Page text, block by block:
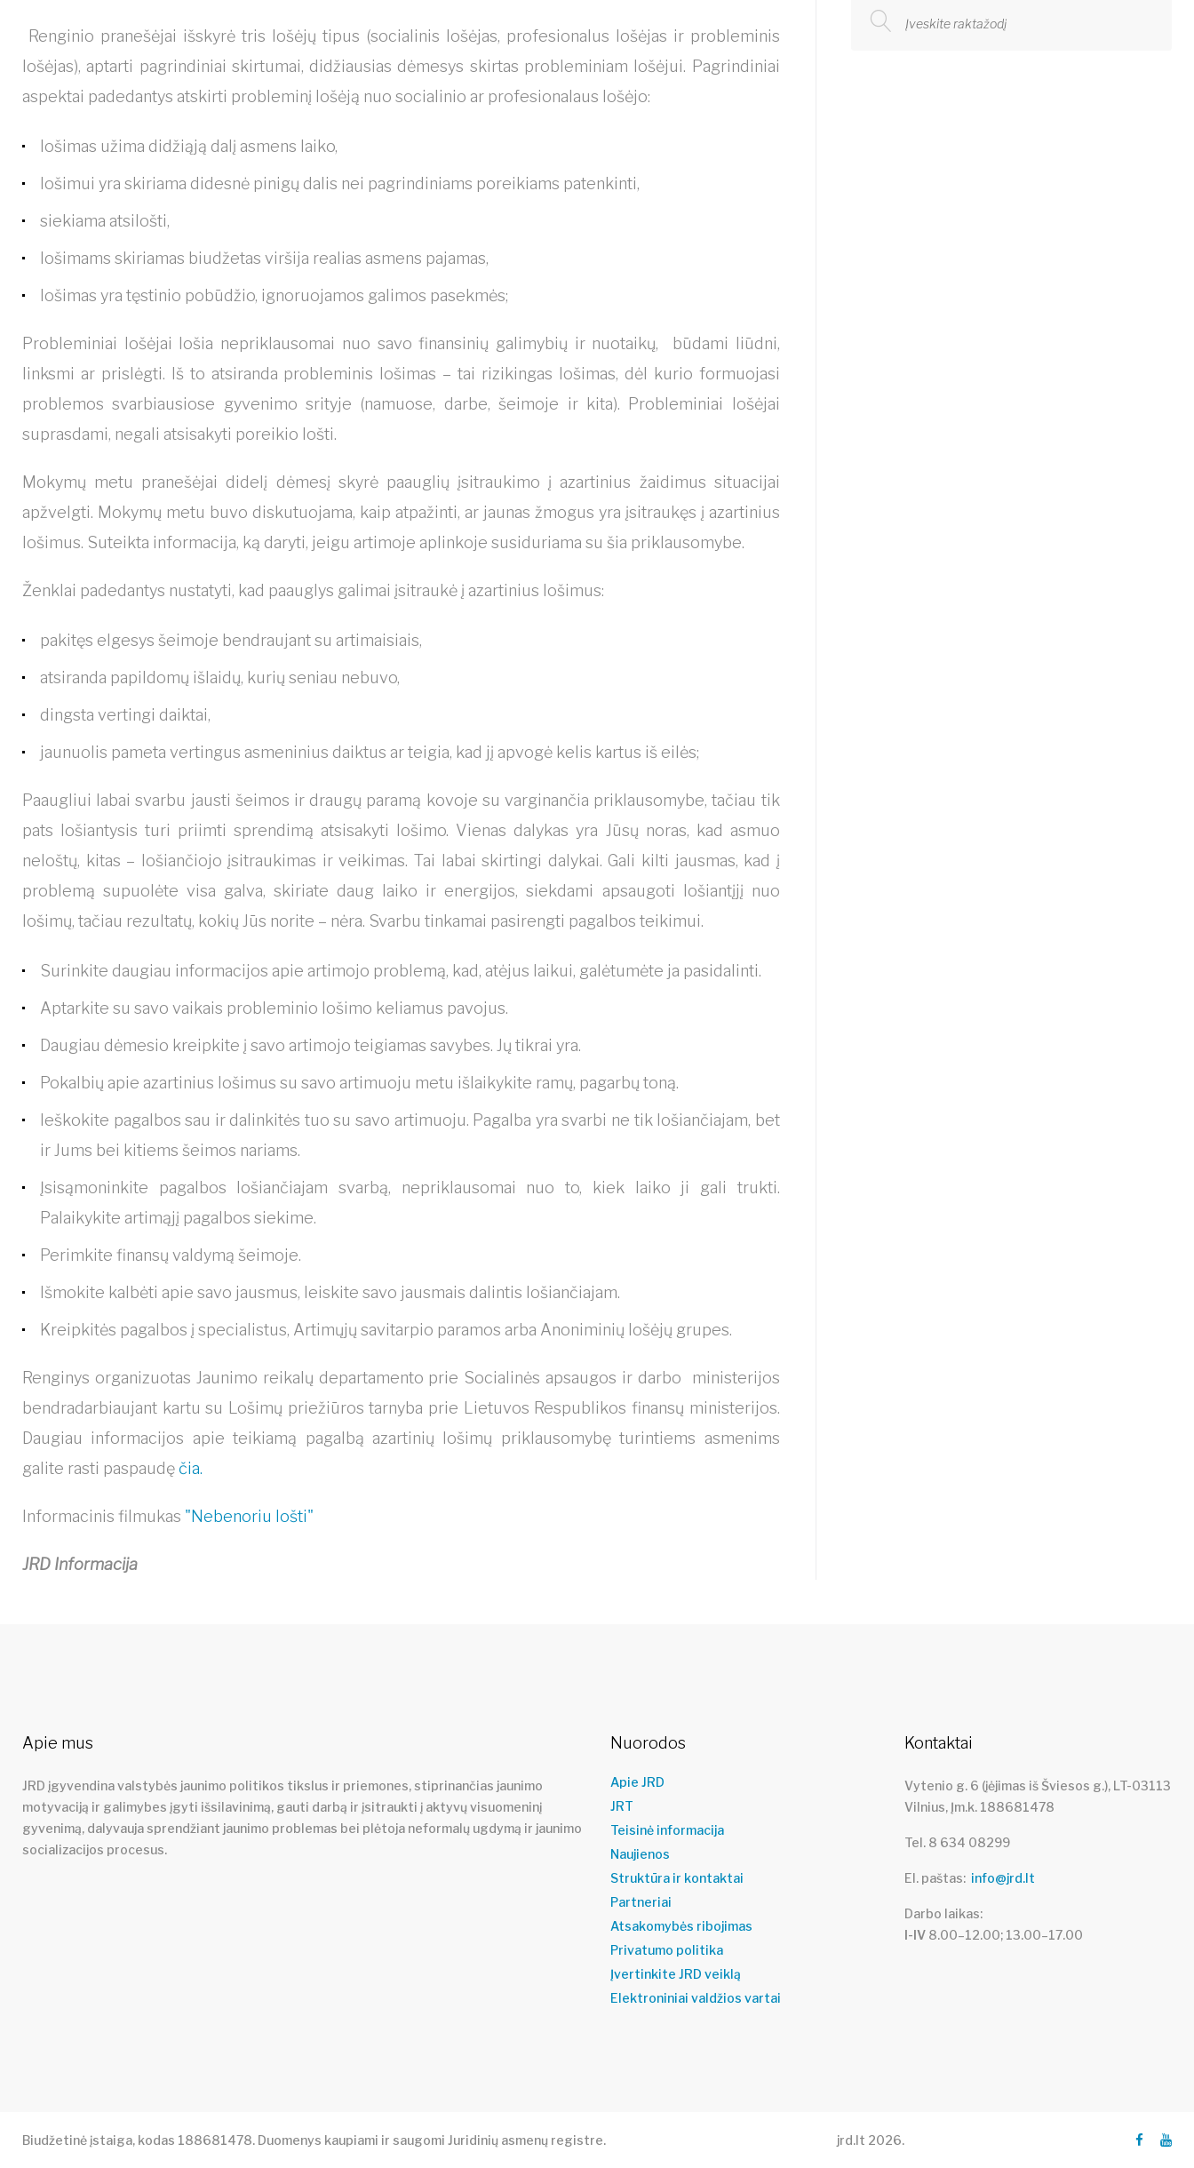
Renginio pranešėjai išskyrė tris lošėjų tipus (socialinis lošėjas, profesionalus lošėjas ir probleminis
lošėjas), aptarti pagrindiniai skirtumai, didžiausias dėmesys skirtas probleminiam lošėjui. Pagrindiniai
aspektai padedantys atskirti probleminį lošėją nuo socialinio ar profesionalaus lošėjo:
lošimas užima didžiąją dalį asmens laiko,
lošimui yra skiriama didesnė pinigų dalis nei pagrindiniams poreikiams patenkinti,
siekiama atsilošti,
lošimams skiriamas biudžetas viršija realias asmens pajamas,
lošimas yra tęstinio pobūdžio, ignoruojamos galimos pasekmės;
Probleminiai lošėjai lošia nepriklausomai nuo savo finansinių galimybių ir nuotaikų, būdami liūdni,
linksmi ar prislėgti. Iš to atsiranda probleminis lošimas – tai rizikingas lošimas, dėl kurio formuojasi
problemos svarbiausiose gyvenimo srityje (namuose, darbe, šeimoje ir kita). Probleminiai lošėjai
suprasdami, negali atsisakyti poreikio lošti.
Mokymų metu pranešėjai didelį dėmesį skyrė paauglių įsitraukimo į azartinius žaidimus situacijai
apžvelgti. Mokymų metu buvo diskutuojama, kaip atpažinti, ar jaunas žmogus yra įsitraukęs į azartinius
lošimus. Suteikta informacija, ką daryti, jeigu artimoje aplinkoje susiduriama su šia priklausomybe.
Ženklai padedantys nustatyti, kad paauglys galimai įsitraukė į azartinius lošimus:
pakitęs elgesys šeimoje bendraujant su artimaisiais,
atsiranda papildomų išlaidų, kurių seniau nebuvo,
dingsta vertingi daiktai,
jaunuolis pameta vertingus asmeninius daiktus ar teigia, kad jį apvogė kelis kartus iš eilės;
Paaugliui labai svarbu jausti šeimos ir draugų paramą kovoje su varginančia priklausomybe, tačiau tik
pats lošiantysis turi priimti sprendimą atsisakyti lošimo. Vienas dalykas yra Jūsų noras, kad asmuo
neloštų, kitas – lošiančiojo įsitraukimas ir veikimas. Tai labai skirtingi dalykai. Gali kilti jausmas, kad į
problemą supuolėte visa galva, skiriate daug laiko ir energijos, siekdami apsaugoti lošiantįjį nuo
lošimų, tačiau rezultatų, kokių Jūs norite – nėra. Svarbu tinkamai pasirengti pagalbos teikimui.
Surinkite daugiau informacijos apie artimojo problemą, kad, atėjus laikui, galėtumėte ja pasidalinti.
Aptarkite su savo vaikais probleminio lošimo keliamus pavojus.
Daugiau dėmesio kreipkite į savo artimojo teigiamas savybes. Jų tikrai yra.
Pokalbių apie azartinius lošimus su savo artimuoju metu išlaikykite ramų, pagarbų toną.
Ieškokite pagalbos sau ir dalinkitės tuo su savo artimuoju. Pagalba yra svarbi ne tik lošiančiajam, bet
ir Jums bei kitiems šeimos nariams.
Įsisąmoninkite pagalbos lošiančiajam svarbą, nepriklausomai nuo to, kiek laiko ji gali trukti.
Palaikykite artimąjį pagalbos siekime.
Perimkite finansų valdymą šeimoje.
Išmokite kalbėti apie savo jausmus, leiskite savo jausmais dalintis lošiančiajam.
Kreipkitės pagalbos į specialistus, Artimųjų savitarpio paramos arba Anoniminių lošėjų grupes.
Renginys organizuotas Jaunimo reikalų departamento prie Socialinės apsaugos ir darbo ministerijos
bendradarbiaujant kartu su Lošimų priežiūros tarnyba prie Lietuvos Respublikos finansų ministerijos.
Daugiau informacijos apie teikiamą pagalbą azartinių lošimų priklausomybę turintiems asmenims
galite rasti paspaudę čia.
Informacinis filmukas "Nebenoriu lošti"
JRD Informacija
Apie mus
JRD įgyvendina valstybės jaunimo politikos tikslus ir priemones, stiprinančias jaunimo
motyvaciją ir galimybes įgyti išsilavinimą, gauti darbą ir įsitraukti į aktyvų visuomeninį
gyvenimą, dalyvauja sprendžiant jaunimo problemas bei plėtoja neformalų ugdymą ir jaunimo
socializacijos procesus.
Nuorodos
Apie JRD
JRT
Teisinė informacija
Naujienos
Struktūra ir kontaktai
Partneriai
Atsakomybės ribojimas
Privatumo politika
Įvertinkite JRD veiklą
Elektroniniai valdžios vartai
Kontaktai
Vytenio g. 6 (įėjimas iš Šviesos g.), LT-03113
Vilnius, Įm.k. 188681478
Tel. 8 634 08299
El. paštas info@jrd.lt
Darbo laikas
I-IV 8.00–12.00; 13.00–17.00
Biudžetinė įstaiga, kodas 188681478. Duomenys kaupiami ir saugomi Juridinių asmenų registre. jrd.lt 2026.